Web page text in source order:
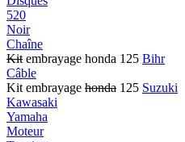
520
Noir
Chaîne
Kit embrayage honda 125 Bihr
Câble
Kit embrayage honda 125 Suzuki
Kawasaki
Yamaha
Moteur